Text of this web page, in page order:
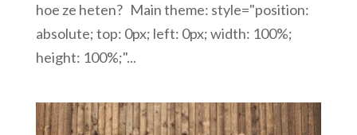
hoe ze heten? Main theme: style="position:
absolute; top: 0px; left: 0px; width: 100%;
height: 100%;"...